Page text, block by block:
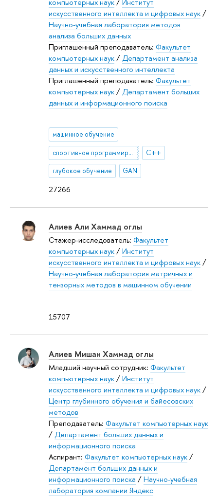
27266
компьютерных наук/ Институт
искусственного интеллекта и цифровых наук/
Научно-учебная лаборатория методов
анализа больших данных
Приглашенный преподаватель: Факультет
компьютерных наук/Департамент анализа
данных и искусственного интеллекта
Приглашенный преподаватель: Факультет
компьютерных наук/Департамент больших
данных и информационного поиска
машинное обучение
спортивное программирование С++
глубокое обучение GAN
15707
Алиев Али Хаммад оглы
Стажер-исследователь: Факультет
компьютерных наук/Институт
искусственного интеллекта и цифровых наук/
Научно-учебная лаборатория матричных и
тензорных методов в машинном обучении
Алиев Мишан Хаммад оглы
Младший научный сотрудник: Факультет
компьютерных наук/Институт
искусственного интеллекта и цифровых наук/
Центр глубинного обучения и байесовских
методов
Преподаватель: Факультет компьютерных наук
/Департамент больших данных и
информационного поиска
Аспирант: Факультет компьютерных наук/
Департамент больших данных и
информационного поиска /Научно-учебная
лаборатория компании Яндекс